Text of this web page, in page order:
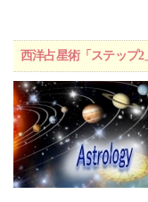
西洋占星術「ステップ